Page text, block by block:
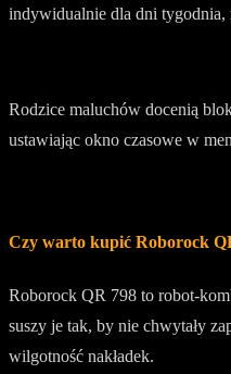
indywidualnie dla dni tygodnia,
Rodzice maluchów docenią
ustawiając okno czasowe w
Czy warto kupić Roborock
Roborock QR 798 to robot-
suszy je tak, by nie chwytały
wilgotność nakładek.